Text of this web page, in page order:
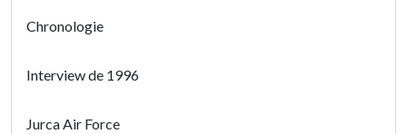
Chronologie
Interview de 1996
Jurca Air Force